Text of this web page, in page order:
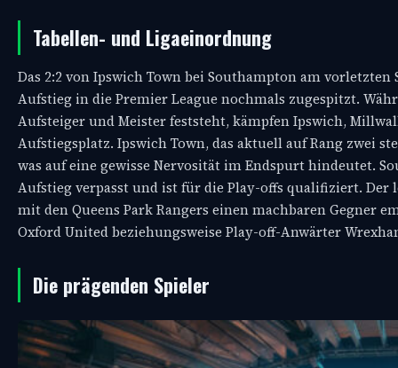
Tabellen- und Ligaeinordnung
Das 2:2 von Ipswich Town bei Southampton am
Aufstieg in die Premier League nochmals zugespitzt.
Aufsteiger und Meister feststeht, kämpfen Ipswich,
Aufstiegsplatz. Ipswich Town, das aktuell auf Rang zwei
was auf eine gewisse Nervosität im Endspurt hindeutet.
Aufstieg verpasst und ist für die Play-offs qualifiziert.
mit den Queens Park Rangers einen machbaren Gegner
Oxford United beziehungsweise Play-off-Anwärter
Die prägenden Spieler